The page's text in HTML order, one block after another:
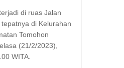
di ruas Jalan
di Kelurahan
Tomohon
(21/2/2023),
WITA.